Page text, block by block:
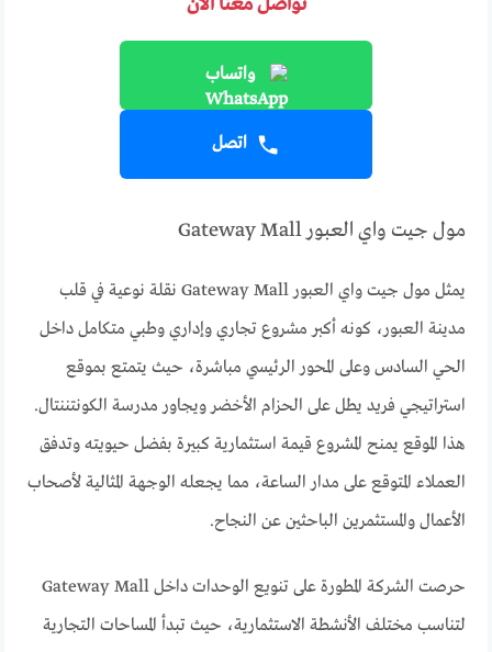
واتساب
اتصل
مول جيت واي العبور Gateway Mall
يمثل مول جيت واي العبور Gateway Mall نقلة نوعية في قلب
مدينة العبور، كونه أكبر مشروع تجاري وإداري وطبي متكامل داخل
الحي السادس وعلى المحور الرئيسي مباشرة، حيث يتمتع بموقع
استراتيجي فريد يطل على الحزام الأخضر ويجاور مدرسة الكونتننتال.
هذا الموقع يمنح المشروع قيمة استثمارية كبيرة بفضل حيويته وتدفق
العملاء المتوقع على مدار الساعة، مما يجعله الوجهة المثالية لأصحاب
الأعمال والمستثمرين الباحثين عن النجاح.
حرصت الشركة المطورة على تنويع الوحدات داخل Gateway Mall
لتناسب مختلف الأنشطة الاستثمارية، حيث تبدأ المساحات التجارية